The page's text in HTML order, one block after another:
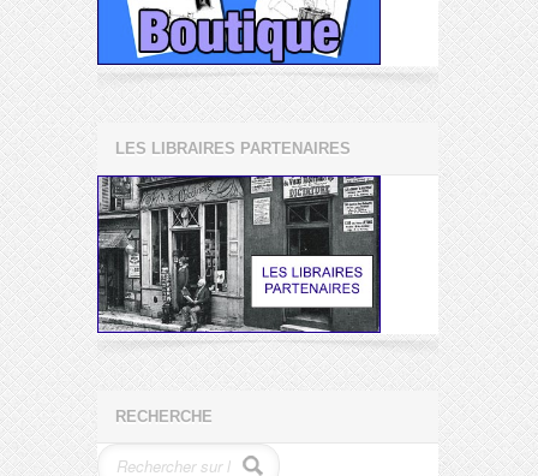
LES LIBRAIRES PARTENAIRES
RECHERCHE